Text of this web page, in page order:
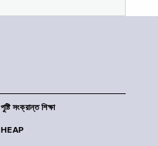
পুষ্টি সংক্রান্ত শিক্ষা
HEAP